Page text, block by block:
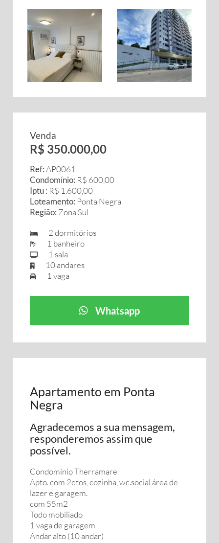
Venda
R$ 350.000,00
Ref:AP0061
Condomínio: R$ 600,00
Iptu : R$ 1.600,00
Loteamento: Ponta Negra
Região: Zona Sul
2 dormitórios
1 banheiro
1 sala
10 andares
1 vaga
Whatsapp
Apartamento em Ponta
Negra
Agradecemos a sua mensagem,
responderemos assim que
possível.
Condomínio Therramare
Apto. com 2qtos, cozinha, wc.social área de
lazer e garagem.
com 55m2
Todo mobiliado
1 vaga de garagem
Andar alto (10 andar)